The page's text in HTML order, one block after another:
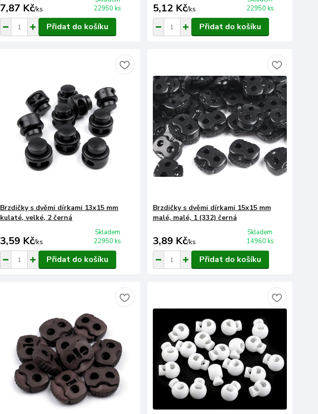
7,87 Kč/ks
22950 ks
Přidat do košíku
5,12 Kč/ks
22950 ks
Přidat do košíku
Brzdičky s dvěmi dírkami 13x15 mm
kulaté, velké, 2 černá
3,59 Kč/ks
Skladem
22950 ks
Přidat do košíku
Brzdičky s dvěmi dírkami 15x15 mm
malé, malé, 1 (332) černá
3,89 Kč/ks
Skladem
14960 ks
Přidat do košíku